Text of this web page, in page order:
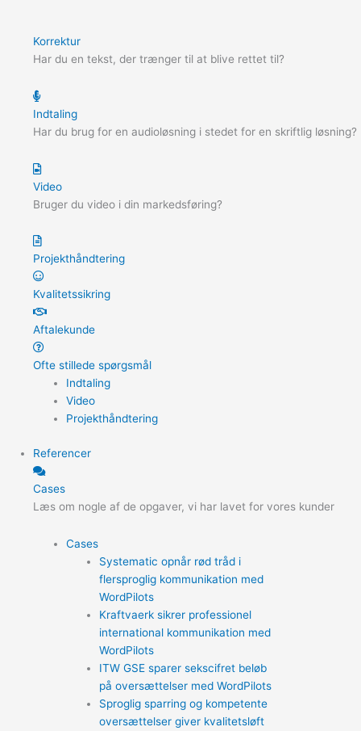
Korrektur
Har du en tekst, der trænger til at blive rettet til?
Indtaling
Har du brug for en audioløsning i stedet for en skriftlig løsning?
Video
Bruger du video i din markedsføring?
Projekthåndtering
Kvalitetssikring
Aftalekunde
Ofte stillede spørgsmål
Indtaling
Video
Projekthåndtering
Referencer
Cases
Læs om nogle af de opgaver, vi har lavet for vores kunder
Cases
Systematic opnår rød tråd i
flersproglig kommunikation med
WordPilots
Kraftvaerk sikrer professionel
international kommunikation med
WordPilots
ITW GSE sparer sekscifret beløb
på oversættelser med WordPilots
Sproglig sparring og kompetente
oversættelser giver kvalitetsløft